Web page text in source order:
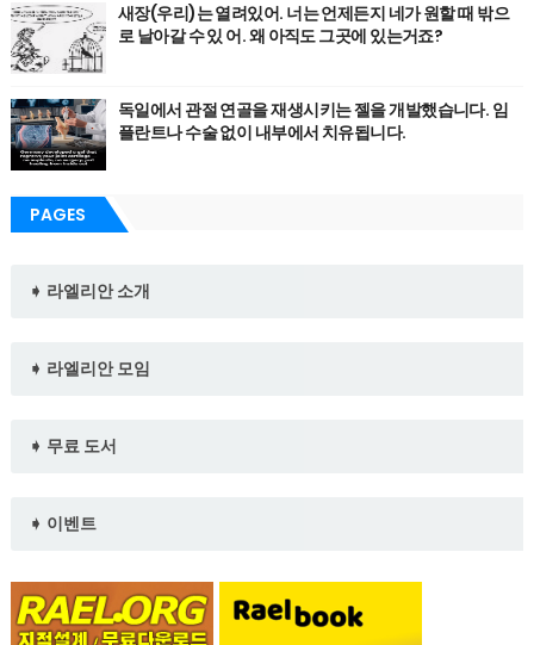
새장(우리)는 열려있어. 너는 언제든지 네가 원할 때 밖으
로 날아갈 수 있 어. 왜 아직도 그곳에 있는거죠?
독일에서 관절 연골을 재생시키는 젤을 개발했습니다. 임
플란트나 수술 없이 내부에서 치유됩니다.
PAGES
➧ 라엘리안 소개
➧ 라엘리안 모임
➧ 무료 도서
➧ 이벤트